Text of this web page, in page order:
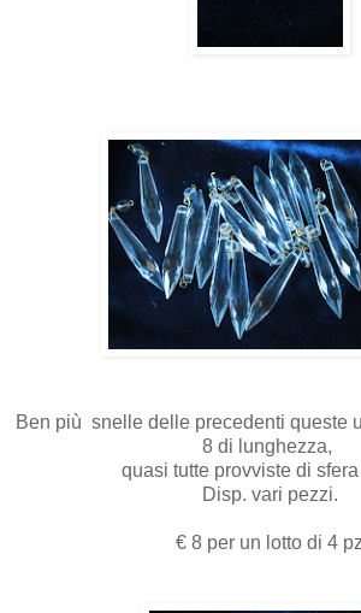
Ben più snelle delle precedenti queste
8 di lunghezza,
quasi tutte provviste di
Disp. vari pezzi.
€ 8 per un lotto di 4